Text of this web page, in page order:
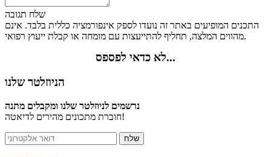
שלח תגובה
התכנים המופיעים באתר זה נועדו לספק אינפורמציה כללית בלבד. אינם
מהווים המלצה, תחליף להתייעצות עם מומחה או קבלת ייעוץ רפואי.
לא כדאי לפספס...
הניוזלטר שלנו
נרשמים לניוזלטר שלנו ומקבלים מתנה
חוברת מתכונים מהירים לדיאטה!